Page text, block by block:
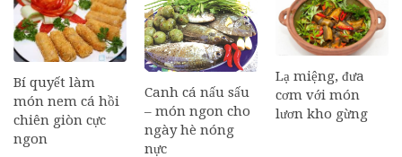
Bí quyết làm
món nem cá hồi
chiên giòn cực
ngon
Canh cá nấu sấu
– món ngon cho
ngày hè nóng
nực
Lạ miệng, đưa
cơm với món
lươn kho gừng